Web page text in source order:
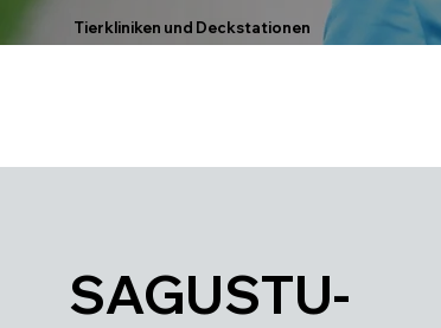
Tierkliniken und Deckstationen
SAGUSTU-